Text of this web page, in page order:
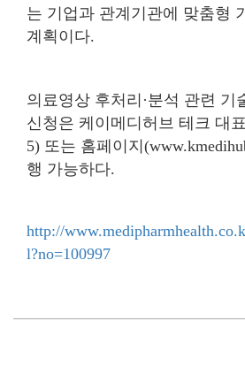
는 기업과 관계기관에 맞춤형
계획이다.
의료영상 후처리·분석 관련 기
신청은 케이메디허브 테크 대
5) 또는 홈페이지
행 가능하다.
http://
l?no=100997